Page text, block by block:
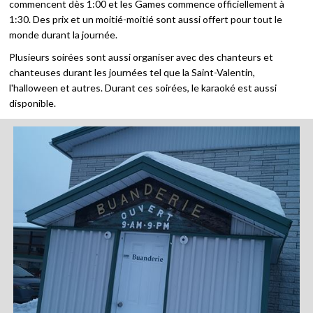
commencent dès 1:00 et les Games commence officiellement à
1:30. Des prix et un moitié-moitié sont aussi offert pour tout le
monde durant la journée.
Plusieurs soirées sont aussi organiser avec des chanteurs et
chanteuses durant les journées tel que la Saint-Valentin,
l'halloween et autres. Durant ces soirées, le karaoké est aussi
disponible.